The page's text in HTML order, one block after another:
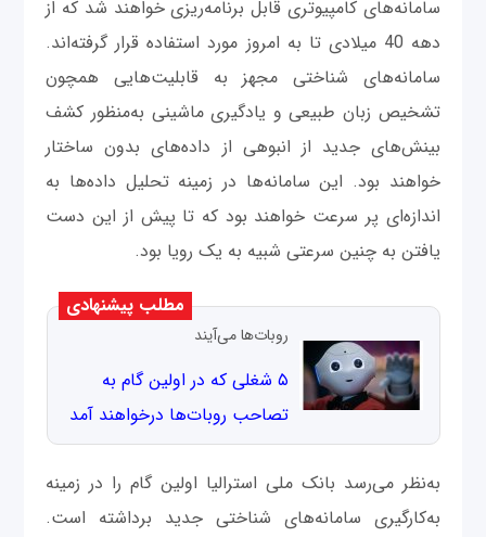
سامانه‌های کامپیوتری قابل برنامه‌ریزی خواهند شد که از
دهه 40 میلادی تا به امروز مورد استفاده قرار گرفته‌اند.
سامانه‌های شناختی مجهز به قابلیت‌هایی همچون
تشخیص زبان طبیعی و یادگیری ماشینی به‌منظور کشف
بینش‌های جدید از انبوهی از داده‌های بدون ساختار
خواهند بود. این سامانه‌ها در زمینه تحلیل داده‌ها به
اندازه‌ای پر سرعت خواهند بود که تا پیش از این دست
یافتن به چنین سرعتی شبیه به یک رویا بود.
مطلب پیشنهادی
روبات‌ها می‌آیند
۵ شغلی که در اولین گام به
تصاحب روبات‌‌ها درخواهند آمد
به‌نظر می‌رسد بانک ملی استرالیا اولین گام را در زمینه
به‌کارگیری سامانه‌های شناختی جدید برداشته است.